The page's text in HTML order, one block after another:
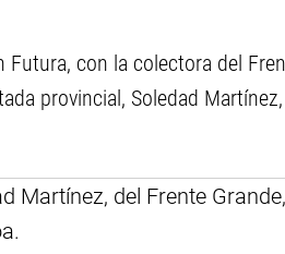
Futura, con la colectora del
provincial, Soledad